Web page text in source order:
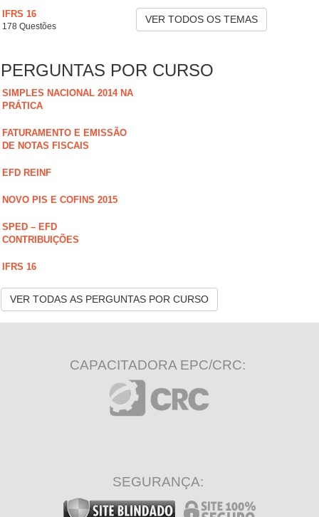
IFRS 16
178 Questões
VER TODOS OS TEMAS
PERGUNTAS POR CURSO
SIMPLES NACIONAL 2014 NA
PRÁTICA
FATURAMENTO E EMISSÃO
DE NOTAS FISCAIS
EFD REINF
NOVO PIS E COFINS 2015
SPED – EFD
CONTRIBUIÇÕES
IFRS 16
VER TODAS AS PERGUNTAS POR CURSO
CAPACITADORA EPC/CRC:
SEGURANÇA: